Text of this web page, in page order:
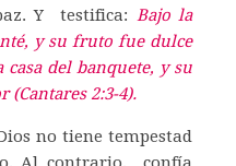
Y testifica: Bajo la
y su fruto fue dulce
del banquete, y su
2:3-4).
no tiene tempestad